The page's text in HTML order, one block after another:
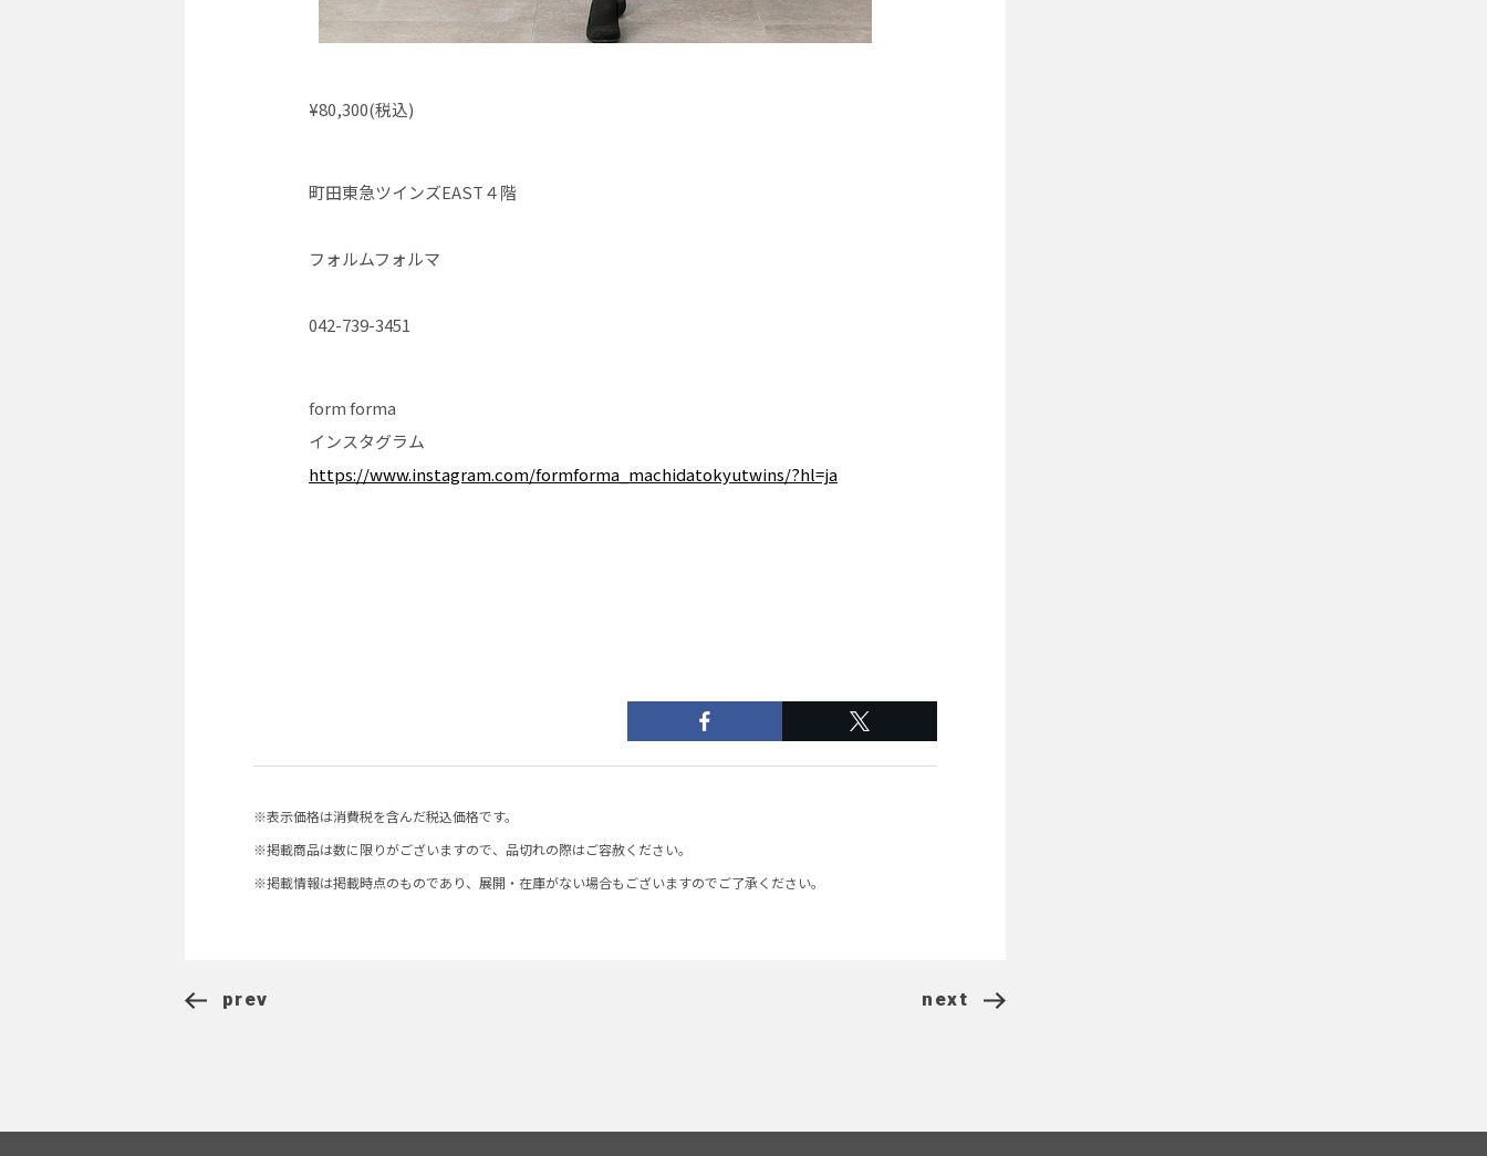
¥80,300(税込)
町田東急ツインズEAST４階
フォルムフォルマ
042-739-3451
form forma
インスタグラム
https://www.instagram.com/formforma_machidatokyutwins/?hl=ja
※表示価格は消費税を含んだ税込価格です。
※掲載商品は数に限りがございますので、品切れの際はご容赦ください。
※掲載情報は掲載時点のものであり、展開・在庫がない場合もございますのでご了承ください。
prev next